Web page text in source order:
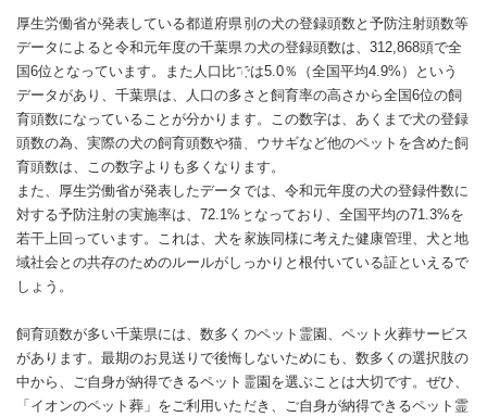
厚生労働省が発表している都道府県別の犬の登録頭数と予防注射頭数等
データによると令和元年度の千葉県の犬の登録頭数は、312,868頭で全
国6位となっています。また人口比では5.0％（全国平均4.9%）という
データがあり、千葉県は、人口の多さと飼育率の高さから全国6位の飼
育頭数になっていることが分かります。この数字は、あくまで犬の登録
頭数の為、実際の犬の飼育頭数や猫、ウサギなど他のペットを含めた飼
育頭数は、この数字よりも多くなります。
また、厚生労働省が発表したデータでは、令和元年度の犬の登録件数に
対する予防注射の実施率は、72.1%となっており、全国平均の71.3%を
若干上回っています。これは、犬を家族同様に考えた健康管理、犬と地
域社会との共存のためのルールがしっかりと根付いている証といえるで
しょう。
飼育頭数が多い千葉県には、数多くのペット霊園、ペット火葬サービス
があります。最期のお見送りで後悔しないためにも、数多くの選択肢の
中から、ご自身が納得できるペット霊園を選ぶことは大切です。ぜひ、
「イオンのペット葬」をご利用いただき、ご自身が納得できるペット霊